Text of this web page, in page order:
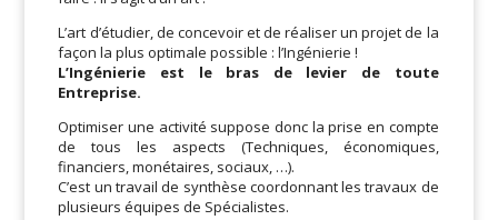
L’art d’étudier, de concevoir et de réaliser un projet de la
façon la plus optimale possible : l’Ingénierie !
L’Ingénierie est le bras de levier de toute
Entreprise.
Optimiser une activité suppose donc la prise en compte
de tous les aspects (Techniques, économiques,
financiers, monétaires, sociaux, …).
C’est un travail de synthèse coordonnant les travaux de
plusieurs équipes de Spécialistes.